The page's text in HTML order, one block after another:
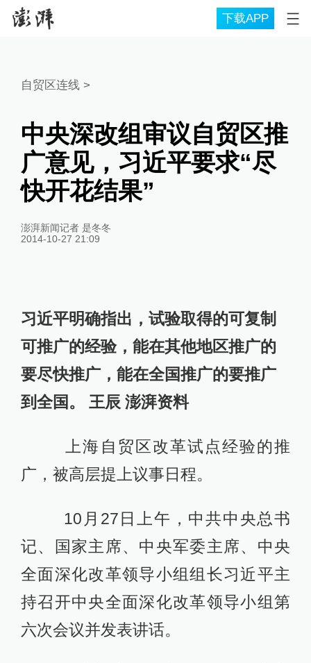
下载APP
自贸区连线>
中央深改组审议自贸区推
广意见，习近平要求“尽
快开花结果”
澎湃新闻记者 是冬冬
2014-10-27 21:09
习近平明确指出，试验取得的可复制
可推广的经验，能在其他地区推广的
要尽快推广，能在全国推广的要推广
到全国。 王辰 澎湃资料
上海自贸区改革试点经验的推
广，被高层提上议事日程。
10月27日上午，中共中央总书
记、国家主席、中央军委主席、中央
全面深化改革领导小组组长习近平主
持召开中央全面深化改革领导小组第
六次会议并发表讲话。